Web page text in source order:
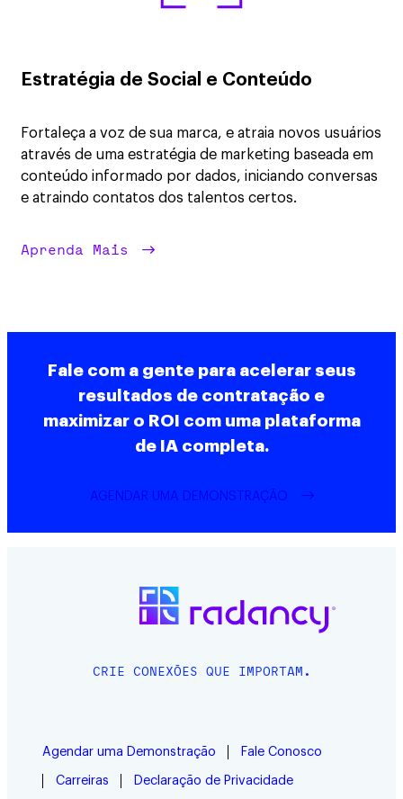
Estratégia de Social e Conteúdo
Fortaleça a voz de sua marca, e atraia novos usuários
através de uma estratégia de marketing baseada em
conteúdo informado por dados, iniciando conversas
e atraindo contatos dos talentos certos.
Aprenda Mais
Fale com a gente para acelerar seus
resultados de contratação e
maximizar o ROI com uma plataforma
de IA completa.
AGENDAR UMA DEMONSTRAÇÃO
CRIE CONEXÕES QUE IMPORTAM.
Agendar uma Demonstração Fale Conosco
Carreiras Declaração de Privacidade